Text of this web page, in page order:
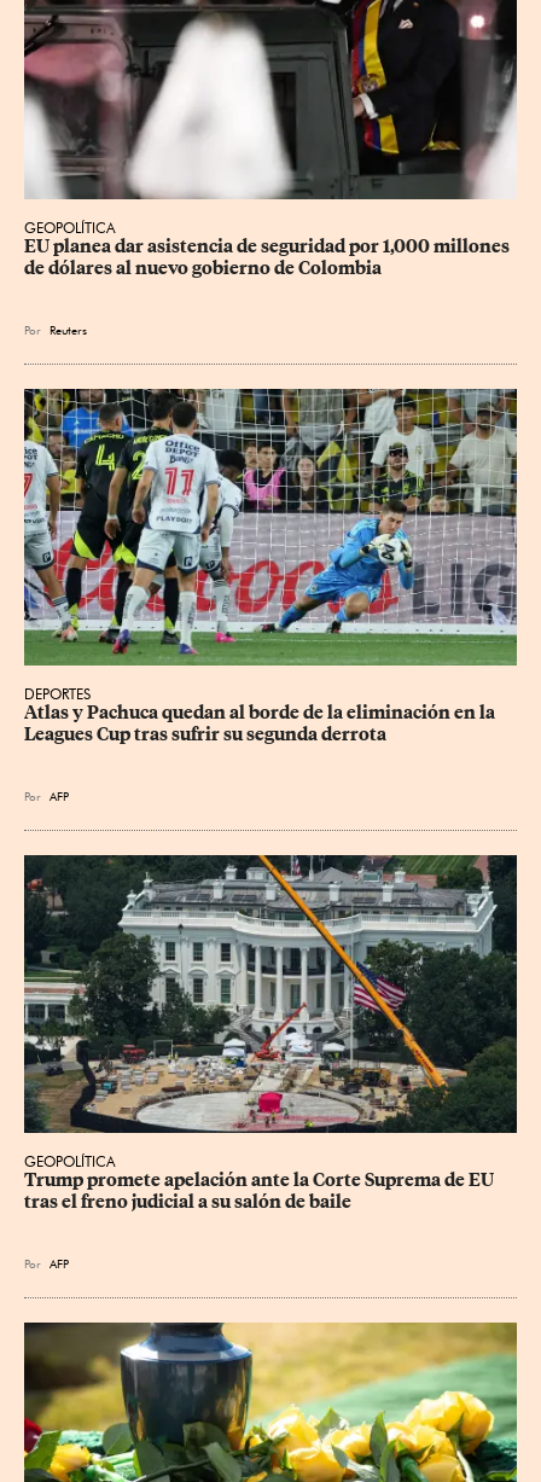
GEOPOLÍTICA
EU planea dar asistencia de seguridad por 1,000 millones
de dólares al nuevo gobierno de Colombia
Por Reuters
DEPORTES
Atlas y Pachuca quedan al borde de la eliminación en la
Leagues Cup tras sufrir su segunda derrota
Por AFP
GEOPOLÍTICA
Trump promete apelación ante la Corte Suprema de EU
tras el freno judicial a su salón de baile
Por AFP